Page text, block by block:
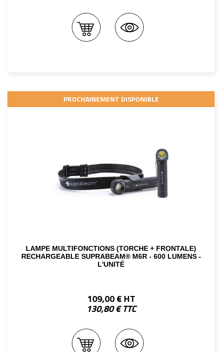
PROCHAINEMENT DISPONIBLE
LAMPE MULTIFONCTIONS (TORCHE + FRONTALE)
RECHARGEABLE SUPRABEAM® M6R - 600 LUMENS -
L'UNITÉ
109,00 € HT
130,80 € TTC